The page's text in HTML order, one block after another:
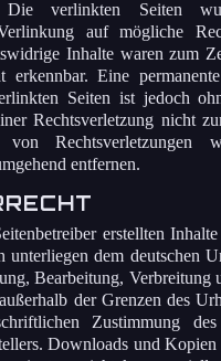
Die verlinkten Seiten
auf mögliche
Inhalte waren zum
erkennbar. Eine
Seiten ist jedoch
Rechtsverletzung nicht
von Rechtsverletzungen
entfernen.
erstellten
unterliegen dem deutschen
Bearbeitung, Verbreitung
der Grenzen des
Zustimmung
Downloads und Kopien